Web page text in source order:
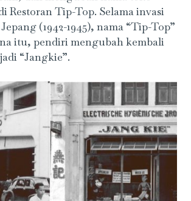
Restoran Tip-Top. Selama invasi
(1942-1945), nama “Tip-Top”
itu, pendiri mengubah kembali
“Jangkie”.